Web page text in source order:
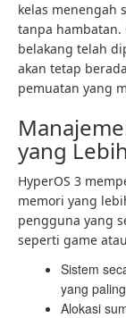
kelas menengah
tanpa
belakang telah
akan tetap
pemuatan yang
yang
HyperOS 3
memori yang
pengguna yang
seperti game
Sistem
yang
Alokasi